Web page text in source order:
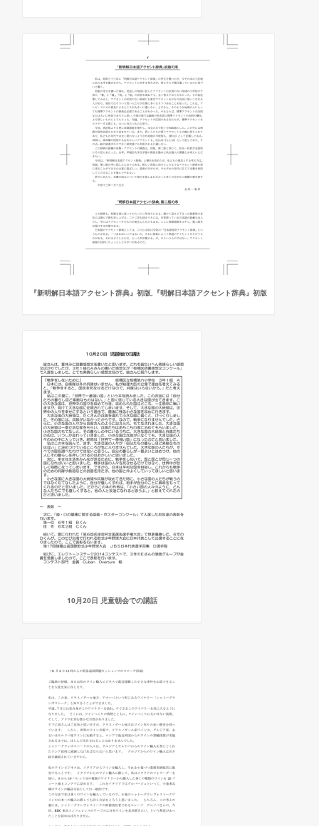
『新明解日本語アクセント辞典』初版,『明解日本語アクセント辞典』初版
10月20日 児童朝会での講話